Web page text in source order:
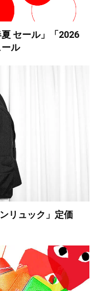
セール」「2026
ル
リュック」定価